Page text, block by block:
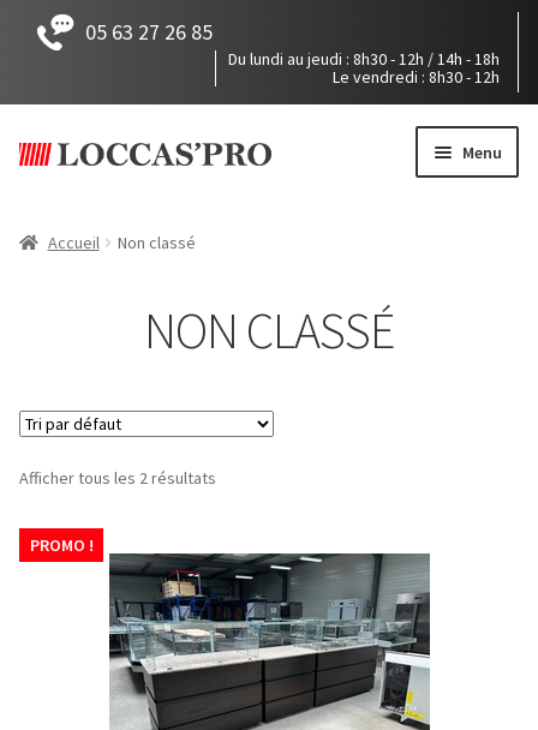
05 63 27 26 85
Du lundi au jeudi : 8h30 - 12h / 14h - 18h
Le vendredi : 8h30 - 12h
à
au
Menu
Accès / Contact
Accueil Non classé
NON CLASSÉ
Afficher tous les 2 résultats
PROMO !